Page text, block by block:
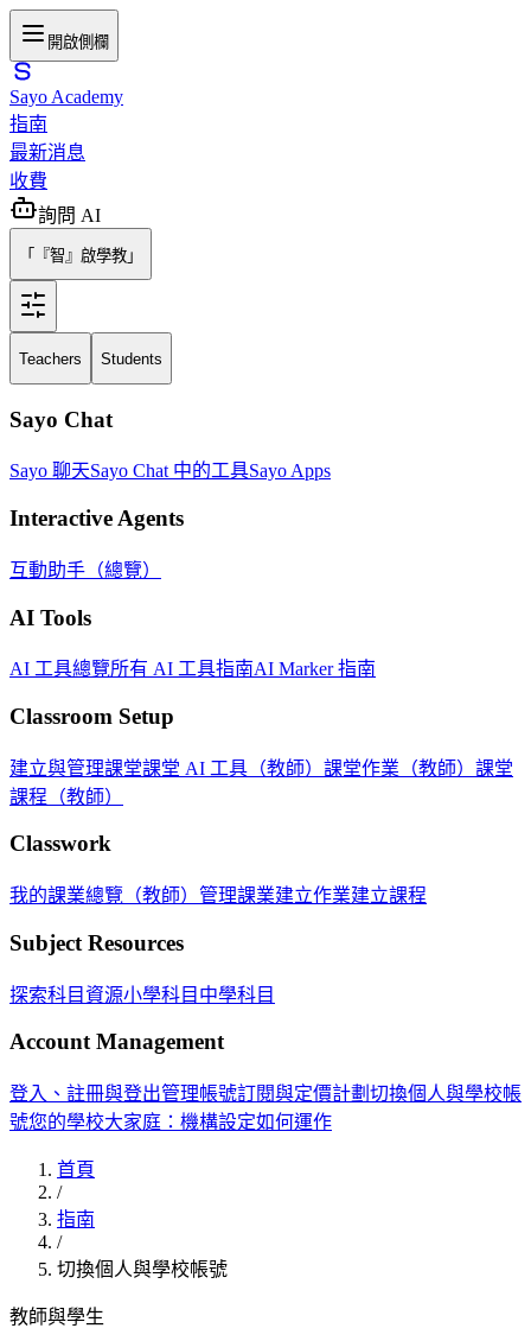
開啟側欄
Sayo Academy
指南
最新消息
收費
詢問 AI
「『智』啟學教」
Teachers Students
Sayo Chat
Sayo 聊天Sayo Chat 中的工具Sayo Apps
Interactive Agents
互動助手（總覽）
AI Tools
AI 工具總覽所有 AI 工具指南AI Marker 指南
Classroom Setup
建立與管理課堂課堂 AI 工具（教師） 課堂作業（教師） 課堂
課程（教師）
Classwork
我的課業總覽（教師） 管理課業建立作業建立課程
Subject Resources
探索科目資源小學科目 中學科目
Account Management
登入、註冊與登出管理帳號訂閱與定價計劃 切換個人與學校帳
號您的學校大家庭：機構設定如何運作
首頁
/
指南
/
切換個人與學校帳號
教師與學生